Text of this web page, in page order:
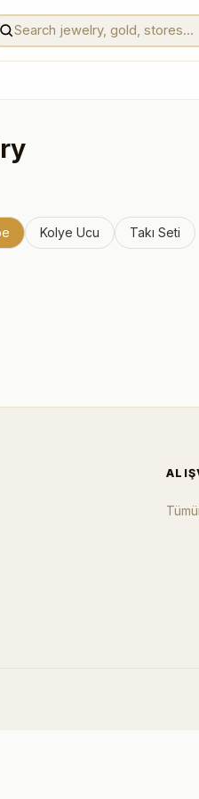
Kolye Ucu Takı Seti